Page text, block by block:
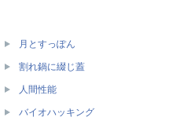
月とすっぽん
割れ鍋に綴じ蓋
人間性能
バイオハッキング